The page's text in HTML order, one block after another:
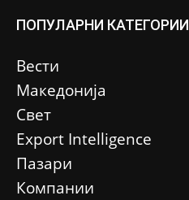
ПОПУЛАРНИ КАТЕГОРИИ
Вести
Македонија
Свет
Еxport Intelligence
Пазари
Компании